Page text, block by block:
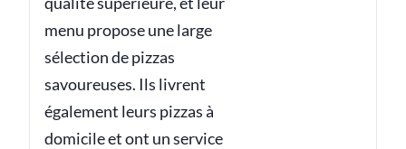
menu propose une large
sélection de pizzas
savoureuses. Ils livrent
également leurs pizzas à
domicile et ont un service